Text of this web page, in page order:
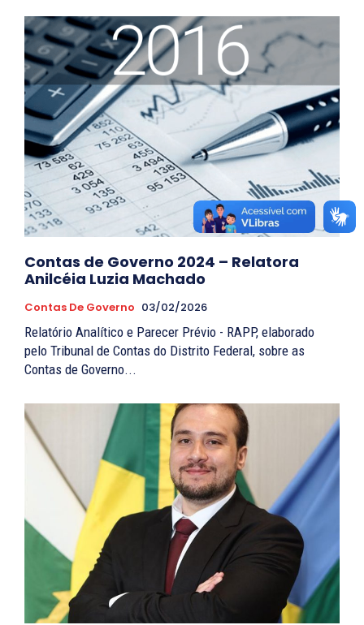
Contas de Governo 2024 – Relatora
Anilcéia Luzia Machado
Contas De Governo 03/02/2026
Relatório Analítico e Parecer Prévio - RAPP, elaborado
pelo Tribunal de Contas do Distrito Federal, sobre as
Contas de Governo...